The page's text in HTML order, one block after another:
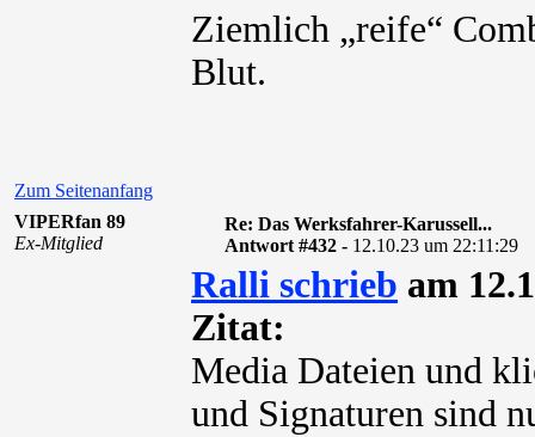
Ziemlich „reife“
Blut.
Zum Seitenanfang
VIPERfan 89
Ex-Mitglied
Re: Das Werksfahrer-Karussell...
Antwort #432 - 12.10.23 um 22:11:29
Ralli schrieb am
Zitat:
Media Dateien und
und Signaturen sind